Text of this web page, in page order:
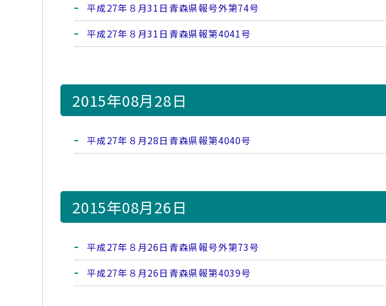
平成27年８月31日青森県報号外第74号
平成27年８月31日青森県報第4041号
2015年08月28日
平成27年８月28日青森県報第4040号
2015年08月26日
平成27年８月26日青森県報号外第73号
平成27年８月26日青森県報第4039号